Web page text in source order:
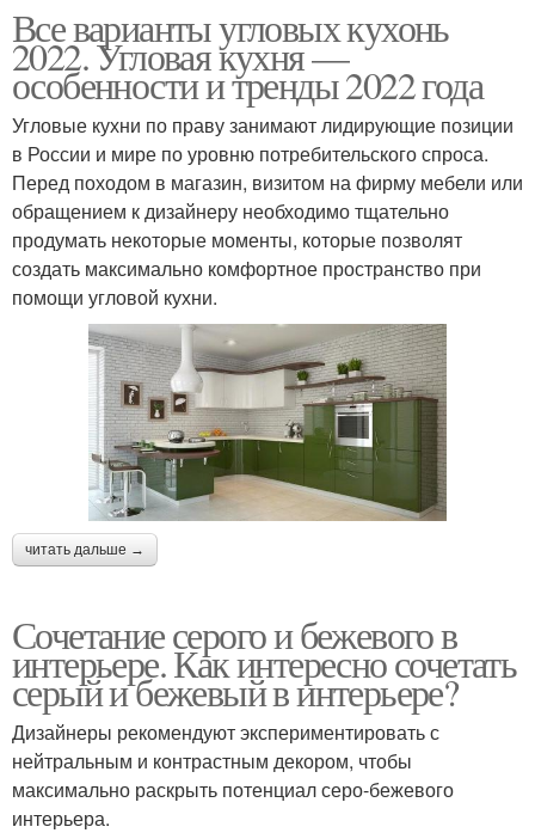
Все варианты угловых кухонь
2022. Угловая кухня —
особенности и тренды 2022 года
Угловые кухни по праву занимают лидирующие позиции
в России и мире по уровню потребительского спроса.
Перед походом в магазин, визитом на фирму мебели или
обращением к дизайнеру необходимо тщательно
продумать некоторые моменты, которые позволят
создать максимально комфортное пространство при
помощи угловой кухни.
читать дальше →
Сочетание серого и бежевого в
интерьере. Как интересно сочетать
серый и бежевый в интерьере?
Дизайнеры рекомендуют экспериментировать с
нейтральным и контрастным декором, чтобы
максимально раскрыть потенциал серо-бежевого
интерьера.